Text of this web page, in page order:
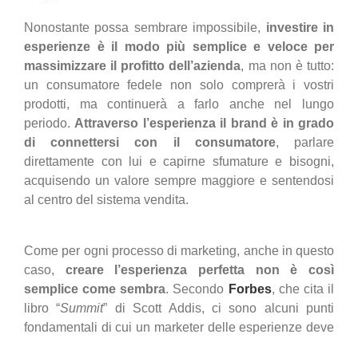
Nonostante possa sembrare impossibile, investire in
esperienze è il modo più semplice e veloce per
massimizzare il profitto dell’azienda, ma non è tutto:
un consumatore fedele non solo comprerà i vostri
prodotti, ma continuerà a farlo anche nel lungo
periodo. Attraverso l’esperienza il brand è in grado
di connettersi con il consumatore, parlare
direttamente con lui e capirne sfumature e bisogni,
acquisendo un valore sempre maggiore e sentendosi
al centro del sistema vendita.
Come per ogni processo di marketing, anche in questo
caso, creare l’esperienza perfetta non è così
semplice come sembra. Secondo Forbes, che cita il
libro “Summit” di Scott Addis, ci sono alcuni punti
fondamentali di cui un marketer delle esperienze deve